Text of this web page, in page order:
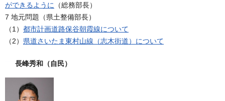
ができるように
（総務部長）
7 地元問題（県土整備部長）
（1） 都市計画道路保谷朝霞線について
（2） 県道さいたま東村山線（志木街道）について
長峰秀和（自民）